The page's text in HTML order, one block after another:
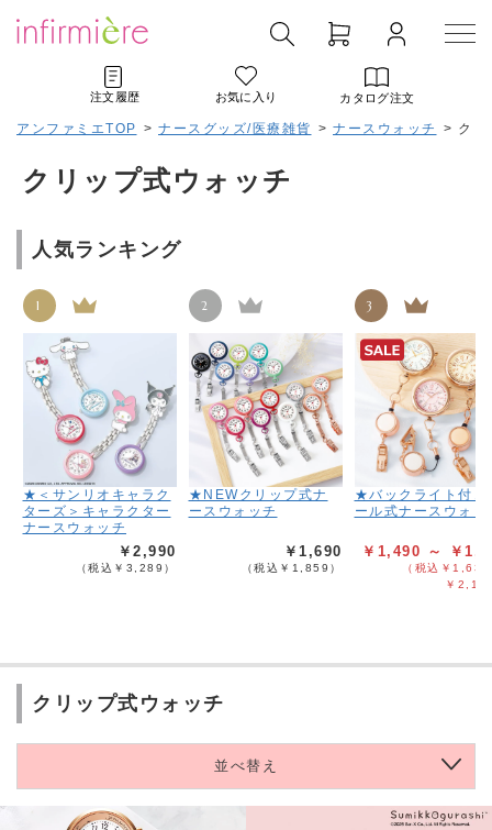
注文履歴 お気に入り カタログ注文
アンファミエTOP > ナースグッズ/医療雑貨 > ナースウォッチ > クリ
クリップ式ウォッチ
人気ランキング
1
★＜サンリオキャラク
ターズ＞キャラクター
ナースウォッチ
￥2,990
（税込￥3,289）
2
★NEWクリップ式ナ
ースウォッチ
￥1,690
（税込￥1,859）
3
★バックライト付き
ール式ナースウォッ
￥1,490 ～ ￥
（税込￥
￥
クリップ式ウォッチ
並べ替え